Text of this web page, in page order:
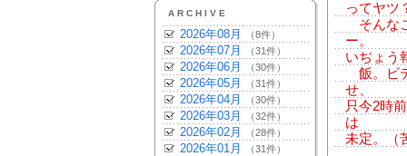
ARCHIVE
2026年08月 （8件）
2026年07月 （31件）
2026年06月 （30件）
2026年05月 （31件）
2026年04月 （30件）
2026年03月 （32件）
2026年02月 （28件）
2026年01月 （31件）
ってヤツ
そんな
ー。
いぢょう
飯。ビ
せ、
只今2時
は
未定。（